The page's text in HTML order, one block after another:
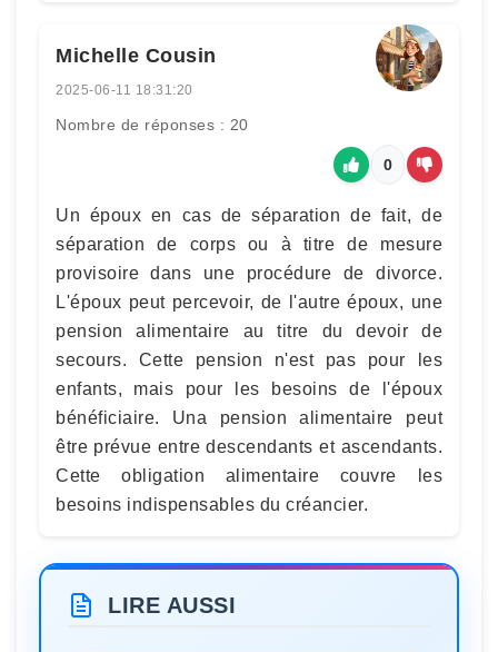
Michelle Cousin
2025-06-11 18:31:20
Nombre de réponses : 20
0
Un époux en cas de séparation de fait, de
séparation de corps ou à titre de mesure
provisoire dans une procédure de divorce.
L'époux peut percevoir, de l'autre époux, une
pension alimentaire au titre du devoir de
secours. Cette pension n'est pas pour les
enfants, mais pour les besoins de l'époux
bénéficiaire. Una pension alimentaire peut
être prévue entre descendants et ascendants.
Cette obligation alimentaire couvre les
besoins indispensables du créancier.
LIRE AUSSI